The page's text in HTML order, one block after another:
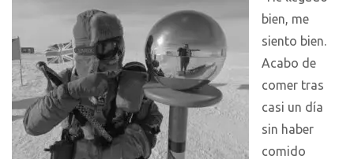
bien, me
siento bien.
Acabo de
comer tras
casi un día
sin haber
comido